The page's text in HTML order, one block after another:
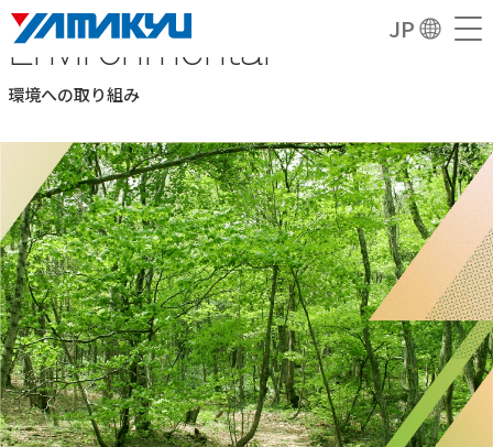
JP
Environmental
環境への取り組み